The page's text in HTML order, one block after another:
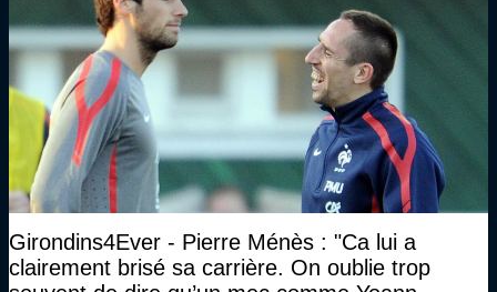
Girondins4Ever - Pierre Ménès : "Ca lui a
clairement brisé sa carrière. On oublie trop